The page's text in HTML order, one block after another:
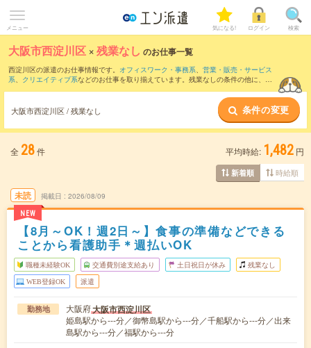
メニュー 気になる! ログイン 検索
大阪市西淀川区 ×残業なし のお仕事一覧
西淀川区の派遣のお仕事情報です。 オフィスワーク・事務系、 営業・販売・サービス
系、 クリエイティブ系などのお仕事を取り揃えています。残業なしの条件の他に、 交
大阪市西淀川区 / 残業なし 条件の変更
全 28件 平均時給: 1,482 円
新着順 時給順
未読
NEW
掲載日 2026/08/09
【8月～OK！週2日～】食事の準備などできる
ことから看護助手＊週払いOK
職種未経験OK 交通費別途支給あり 土日祝日が休み 残業なし
WEB登録OK 派遣
勤務地 大阪府大阪市西淀川区
姫島駅から---分／御幣島駅から---分／千船駅から---分／出来
島駅から---分／福駅から---分